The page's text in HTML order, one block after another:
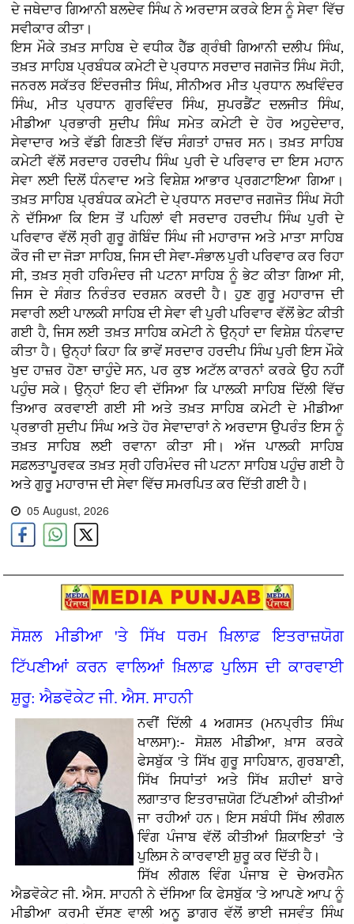
ਦੇ ਜਥੇਦਾਰ ਗਿਆਨੀ ਬਲਦੇਵ ਸਿੰਘ ਨੇ ਅਰਦਾਸ ਕਰਕੇ ਇਸ ਨੂੰ ਸੇਵਾ ਵਿੱਚ
ਸਵੀਕਾਰ ਕੀਤਾ।
ਇਸ ਮੌਕੇ ਤਖ਼ਤ ਸਾਹਿਬ ਦੇ ਵਧੀਕ ਹੈੱਡ ਗ੍ਰੰਥੀ ਗਿਆਨੀ ਦਲੀਪ ਸਿੰਘ,
ਤਖ਼ਤ ਸਾਹਿਬ ਪ੍ਰਬੰਧਕ ਕਮੇਟੀ ਦੇ ਪ੍ਰਧਾਨ ਸਰਦਾਰ ਜਗਜੋਤ ਸਿੰਘ ਸੋਹੀ,
ਜਨਰਲ ਸਕੱਤਰ ਇੰਦਰਜੀਤ ਸਿੰਘ, ਸੀਨੀਅਰ ਮੀਤ ਪ੍ਰਧਾਨ ਲਖਵਿੰਦਰ
ਸਿੰਘ, ਮੀਤ ਪ੍ਰਧਾਨ ਗੁਰਵਿੰਦਰ ਸਿੰਘ, ਸੁਪਰਡੈਂਟ ਦਲਜੀਤ ਸਿੰਘ,
ਮੀਡੀਆ ਪ੍ਰਭਾਰੀ ਸੁਦੀਪ ਸਿੰਘ ਸਮੇਤ ਕਮੇਟੀ ਦੇ ਹੋਰ ਅਹੁਦੇਦਾਰ,
ਸੇਵਾਦਾਰ ਅਤੇ ਵੱਡੀ ਗਿਣਤੀ ਵਿੱਚ ਸੰਗਤਾਂ ਹਾਜ਼ਰ ਸਨ। ਤਖ਼ਤ ਸਾਹਿਬ
ਕਮੇਟੀ ਵੱਲੋਂ ਸਰਦਾਰ ਹਰਦੀਪ ਸਿੰਘ ਪੁਰੀ ਦੇ ਪਰਿਵਾਰ ਦਾ ਇਸ ਮਹਾਨ
ਸੇਵਾ ਲਈ ਦਿਲੋਂ ਧੰਨਵਾਦ ਅਤੇ ਵਿਸ਼ੇਸ਼ ਆਭਾਰ ਪ੍ਰਗਟਾਇਆ ਗਿਆ।
ਤਖ਼ਤ ਸਾਹਿਬ ਪ੍ਰਬੰਧਕ ਕਮੇਟੀ ਦੇ ਪ੍ਰਧਾਨ ਸਰਦਾਰ ਜਗਜੋਤ ਸਿੰਘ ਸੋਹੀ
ਨੇ ਦੱਸਿਆ ਕਿ ਇਸ ਤੋਂ ਪਹਿਲਾਂ ਵੀ ਸਰਦਾਰ ਹਰਦੀਪ ਸਿੰਘ ਪੁਰੀ ਦੇ
ਪਰਿਵਾਰ ਵੱਲੋਂ ਸ੍ਰੀ ਗੁਰੂ ਗੋਬਿੰਦ ਸਿੰਘ ਜੀ ਮਹਾਰਾਜ ਅਤੇ ਮਾਤਾ ਸਾਹਿਬ
ਕੌਰ ਜੀ ਦਾ ਜੋੜਾ ਸਾਹਿਬ, ਜਿਸ ਦੀ ਸੇਵਾ-ਸੰਭਾਲ ਪੁਰੀ ਪਰਿਵਾਰ ਕਰ ਰਿਹਾ
ਸੀ, ਤਖ਼ਤ ਸ੍ਰੀ ਹਰਿਮੰਦਰ ਜੀ ਪਟਨਾ ਸਾਹਿਬ ਨੂੰ ਭੇਟ ਕੀਤਾ ਗਿਆ ਸੀ,
ਜਿਸ ਦੇ ਸੰਗਤ ਨਿਰੰਤਰ ਦਰਸ਼ਨ ਕਰਦੀ ਹੈ। ਹੁਣ ਗੁਰੂ ਮਹਾਰਾਜ ਦੀ
ਸਵਾਰੀ ਲਈ ਪਾਲਕੀ ਸਾਹਿਬ ਦੀ ਸੇਵਾ ਵੀ ਪੁਰੀ ਪਰਿਵਾਰ ਵੱਲੋਂ ਭੇਟ ਕੀਤੀ
ਗਈ ਹੈ, ਜਿਸ ਲਈ ਤਖ਼ਤ ਸਾਹਿਬ ਕਮੇਟੀ ਨੇ ਉਨ੍ਹਾਂ ਦਾ ਵਿਸ਼ੇਸ਼ ਧੰਨਵਾਦ
ਕੀਤਾ ਹੈ। ਉਨ੍ਹਾਂ ਕਿਹਾ ਕਿ ਭਾਵੇਂ ਸਰਦਾਰ ਹਰਦੀਪ ਸਿੰਘ ਪੁਰੀ ਇਸ ਮੌਕੇ
ਖੁਦ ਹਾਜ਼ਰ ਹੋਣਾ ਚਾਹੁੰਦੇ ਸਨ, ਪਰ ਕੁਝ ਅਟੱਲ ਕਾਰਨਾਂ ਕਰਕੇ ਉਹ ਨਹੀਂ
ਪਹੁੰਚ ਸਕੇ। ਉਨ੍ਹਾਂ ਇਹ ਵੀ ਦੱਸਿਆ ਕਿ ਪਾਲਕੀ ਸਾਹਿਬ ਦਿੱਲੀ ਵਿੱਚ
ਤਿਆਰ ਕਰਵਾਈ ਗਈ ਸੀ ਅਤੇ ਤਖ਼ਤ ਸਾਹਿਬ ਕਮੇਟੀ ਦੇ ਮੀਡੀਆ
ਪ੍ਰਭਾਰੀ ਸੁਦੀਪ ਸਿੰਘ ਅਤੇ ਹੋਰ ਸੇਵਾਦਾਰਾਂ ਨੇ ਅਰਦਾਸ ਉਪਰੰਤ ਇਸ ਨੂੰ
ਤਖ਼ਤ ਸਾਹਿਬ ਲਈ ਰਵਾਨਾ ਕੀਤਾ ਸੀ। ਅੱਜ ਪਾਲਕੀ ਸਾਹਿਬ
ਸਫ਼ਲਤਾਪੂਰਵਕ ਤਖ਼ਤ ਸ੍ਰੀ ਹਰਿਮੰਦਰ ਜੀ ਪਟਨਾ ਸਾਹਿਬ ਪਹੁੰਚ ਗਈ ਹੈ
ਅਤੇ ਗੁਰੂ ਮਹਾਰਾਜ ਦੀ ਸੇਵਾ ਵਿੱਚ ਸਮਰਪਿਤ ਕਰ ਦਿੱਤੀ ਗਈ ਹੈ।
05 August, 2026
ਸੋਸ਼ਲ ਮੀਡੀਆ 'ਤੇ ਸਿੱਖ ਧਰਮ ਖ਼ਿਲਾਫ਼ ਇਤਰਾਜ਼ਯੋਗ
ਟਿੱਪਣੀਆਂ ਕਰਨ ਵਾਲਿਆਂ ਖ਼ਿਲਾਫ਼ ਪੁਲਿਸ ਦੀ ਕਾਰਵਾਈ
ਸ਼ੁਰੂ: ਐਡਵੋਕੇਟ ਜੀ. ਐਸ. ਸਾਹਨੀ
ਨਵੀਂ ਦਿੱਲੀ 4 ਅਗਸਤ (ਮਨਪ੍ਰੀਤ ਸਿੰਘ
ਖਾਲਸਾ):- ਸੋਸ਼ਲ ਮੀਡੀਆ, ਖ਼ਾਸ ਕਰਕੇ
ਫੇਸਬੁੱਕ 'ਤੇ ਸਿੱਖ ਗੁਰੂ ਸਾਹਿਬਾਨ, ਗੁਰਬਾਣੀ,
ਸਿੱਖ ਸਿਧਾਂਤਾਂ ਅਤੇ ਸਿੱਖ ਸ਼ਹੀਦਾਂ ਬਾਰੇ
ਲਗਾਤਾਰ ਇਤਰਾਜ਼ਯੋਗ ਟਿੱਪਣੀਆਂ ਕੀਤੀਆਂ
ਜਾ ਰਹੀਆਂ ਹਨ। ਇਸ ਸਬੰਧੀ ਸਿੱਖ ਲੀਗਲ
ਵਿੰਗ ਪੰਜਾਬ ਵੱਲੋਂ ਕੀਤੀਆਂ ਸ਼ਿਕਾਇਤਾਂ 'ਤੇ
ਪੁਲਿਸ ਨੇ ਕਾਰਵਾਈ ਸ਼ੁਰੂ ਕਰ ਦਿੱਤੀ ਹੈ।
ਸਿੱਖ ਲੀਗਲ ਵਿੰਗ ਪੰਜਾਬ ਦੇ ਚੇਅਰਮੈਨ
ਐਡਵੋਕੇਟ ਜੀ. ਐਸ. ਸਾਹਨੀ ਨੇ ਦੱਸਿਆ ਕਿ ਫੇਸਬੁੱਕ 'ਤੇ ਆਪਣੇ ਆਪ ਨੂੰ
ਮੀਡੀਆ ਕਰਮੀ ਦੱਸਣ ਵਾਲੀ ਅਨੂ ਡਾਗਰ ਵੱਲੋਂ ਭਾਈ ਜਸਵੰਤ ਸਿੰਘ